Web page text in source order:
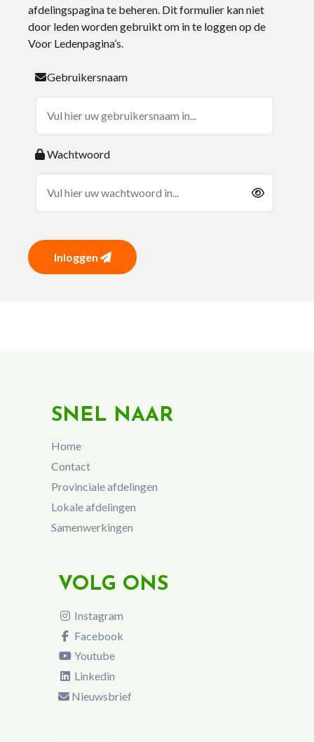
afdelingspagina te beheren. Dit formulier kan niet
door leden worden gebruikt om in te loggen op de
Voor Ledenpagina’s.
Gebruikersnaam
Wachtwoord
Inloggen
SNEL NAAR
Home
Contact
Provinciale afdelingen
Lokale afdelingen
Samenwerkingen
VOLG ONS
Instagram
Facebook
Youtube
Linkedin
Nieuwsbrief